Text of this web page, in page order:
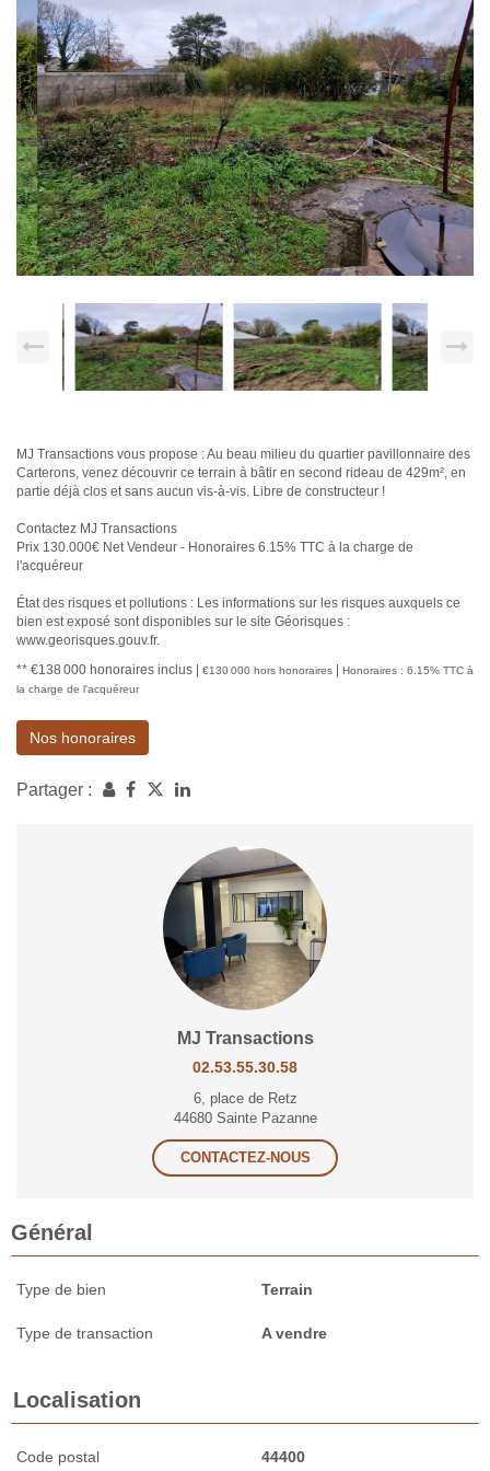
MJ Transactions vous propose : Au beau milieu du quartier pavillonnaire des
Carterons, venez découvrir ce terrain à bâtir en second rideau de 429m², en
partie déjà clos et sans aucun vis-à-vis. Libre de constructeur !
Contactez MJ Transactions
Prix 130.000€ Net Vendeur - Honoraires 6.15% TTC à la charge de
l'acquéreur
État des risques et pollutions : Les informations sur les risques auxquels ce
bien est exposé sont disponibles sur le site Géorisques :
www.georisques.gouv.fr.
** €138 000 honoraires inclus €130 000 hors honoraires
Honoraires : 6.15% TTC à
la charge de l'acquéreur
Nos honoraires
Partager :
MJ Transactions
02.53.55.30.58
6, place de Retz
44680 Sainte Pazanne
CONTACTEZ-NOUS
Général
Type de bien Terrain
Type de transaction A vendre
Localisation
Code postal 44400